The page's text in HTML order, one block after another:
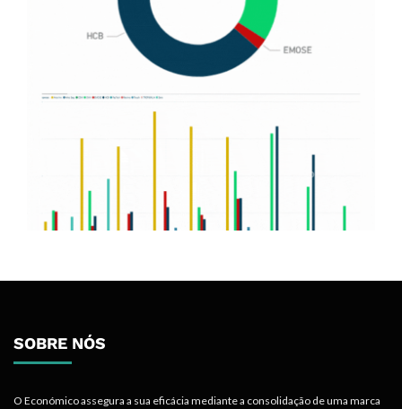
SOBRE NÓS
O Económico assegura a sua eficácia mediante a consolidação de uma marca